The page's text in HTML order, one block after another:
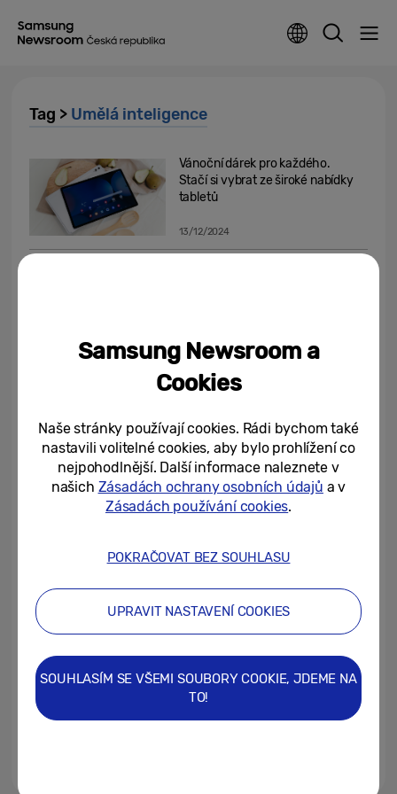
Tag > Umělá inteligence
Vánoční dárek pro každého.
Stačí si vybrat ze široké nabídky
tabletů
13/12/2024
Pořiďte si k Vánocům do
domácnosti parádní výbavu od
04/12/2024
Parádní smartphone pod
stromeček, máme tipy pro
každého
peníze
[Video] Galaxy Tab S10 Ultra:
Rychlejší a inteligentnější než
kdykoli předtím
Samsung Newsroom a
Cookies
Naše stránky používají cookies. Rádi bychom také
nastavili volitelné cookies, aby bylo prohlížení co
nejpohodlnější. Další informace naleznete v
našich Zásadách ochrany osobních údajů a v
Zásadách používání cookies.
POKRAČOVAT BEZ SOUHLASU
UPRAVIT NASTAVENÍ COOKIES
SOUHLASÍM SE VŠEMI SOUBORY COOKIE, JDEME NA
TO!